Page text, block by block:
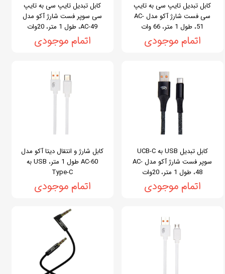
کابل تبدیل تایپ سی به تایپ
سی فست شارژ آکو مدل AC-
51، طول 1 متر، 66 وات
اتمام موجودی
کابل تبدیل تایپ سی به تایپ
سی سوپر فست شارژ آکو مدل
AC-49، طول 1 متر، 20وات
اتمام موجودی
کابل تبدیل USB به UCB-C
سوپر فست شارژ آکو مدل AC-
48، طول 1 متر، 20وات
اتمام موجودی
کابل شارژ و انتقال دیتا آکو مدل
AC-60 طول 1 متر، USB به
Type-C
اتمام موجودی